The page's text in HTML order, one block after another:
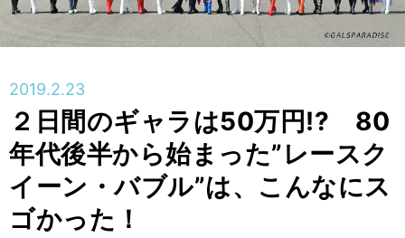
2019.2.23
２日間のギャラは50万円!? 80
年代後半から始まった”レースク
イーン・バブル”は、こんなにス
ゴかった！